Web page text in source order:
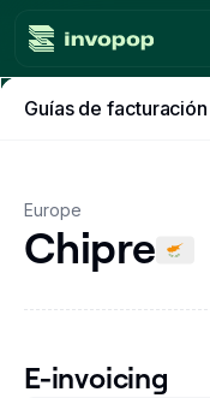
Product
Tax tools
Guías de facturación
Europe
Chipre
E-invoicing